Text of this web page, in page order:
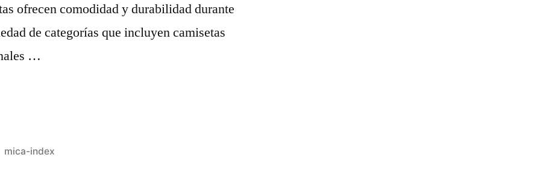
ofrecen comodidad y durabilidad durante
de categorías que incluyen camisetas
…
Publicado
mica-index